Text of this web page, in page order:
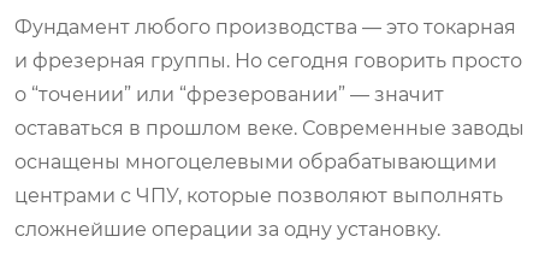
Фундамент любого производства — это токарная
и фрезерная группы. Но сегодня говорить просто
о “точении” или “фрезеровании” — значит
оставаться в прошлом веке. Современные заводы
оснащены многоцелевыми обрабатывающими
центрами с ЧПУ, которые позволяют выполнять
сложнейшие операции за одну установку.